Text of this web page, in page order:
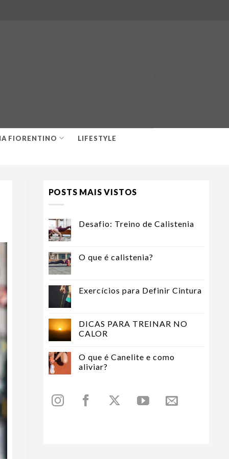
FIORENTINO LIFESTYLE
POSTS MAIS VISTOS
Desafio: Treino de Calistenia
O que é calistenia?
Exercícios para Definir Cintura
DICAS PARA TREINAR NO
CALOR
O que é Canelite e como
aliviar?